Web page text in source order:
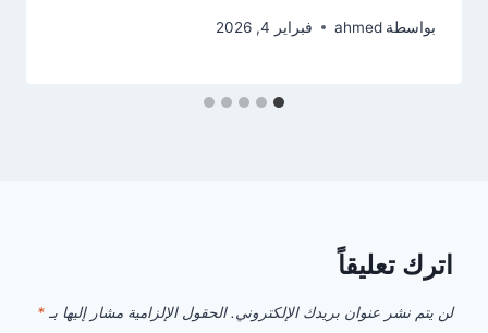
بواسطة ahmed فبراير 4, 2026
اترك تعليقاً
لن يتم نشر عنوان بريدك الإلكتروني. الحقول الإلزامية مشار إليها بـ *